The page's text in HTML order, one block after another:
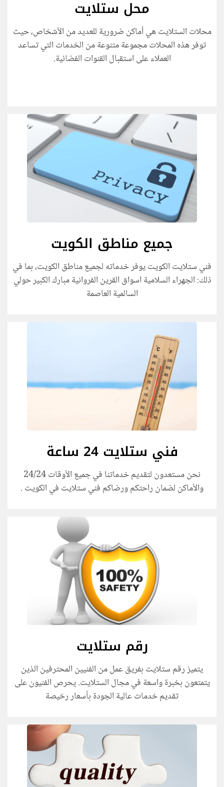
محل ستلايت
محلات الستلايت هي أماكن ضرورية للعديد من الأشخاص، حيث
توفر هذه المحلات مجموعة متنوعة من الخدمات التي تساعد
العملاء على استقبال القنوات الفضائية.
جميع مناطق الكويت
فني ستلايت الكويت يوفر خدماته لجميع مناطق الكويت، بما في
ذلك: الجهراء السلامية اسواق القرين الفروانية مبارك الكبير حولي
السالمية العاصمة
فني ستلايت 24 ساعة
نحن مستعدون لتقديم خدماتنا في جميع الأوقات 24/24
والأماكن لضمان راحتكم ورضاكم فني ستلايت في الكويت .
رقم ستلايت
يتميز رقم ستلايت بفريق عمل من الفنيين المحترفين الذين
يتمتعون بخبرة واسعة في مجال الستلايت. يحرص الفنيون على
تقديم خدمات عالية الجودة بأسعار رخيصة